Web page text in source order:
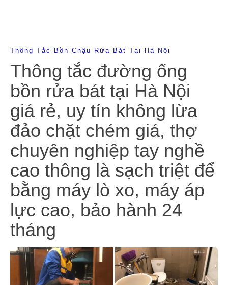
Thông Tắc Bồn Chậu Rửa Bát Tại Hà Nội
Thông tắc đường ống
bồn rửa bát tại Hà Nội
giá rẻ, uy tín không lừa
đảo chặt chém giá, thợ
chuyên nghiệp tay nghề
cao thông là sạch triệt để
bằng máy lò xo, máy áp
lực cao, bảo hành 24
tháng